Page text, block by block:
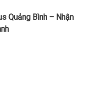
Quảng Bình – Nhận